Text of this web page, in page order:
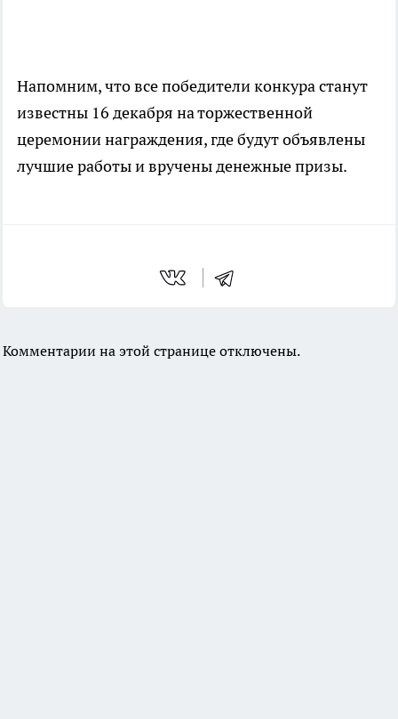
Напомним, что все победители конкура станут
известны 16 декабря на торжественной
церемонии награждения, где будут объявлены
лучшие работы и вручены денежные призы.
Комментарии на этой странице отключены.